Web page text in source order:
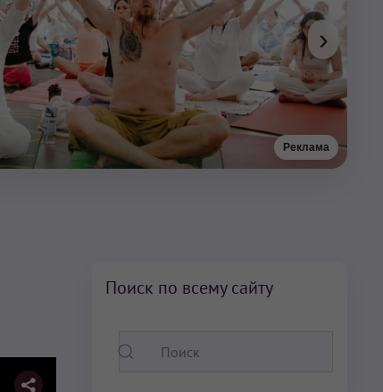
Реклама
›
Поиск по всему сайту